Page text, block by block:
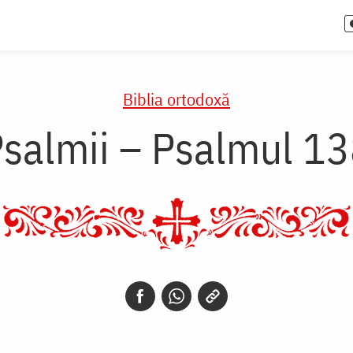
Biblia ortodoxă
– Psalmul